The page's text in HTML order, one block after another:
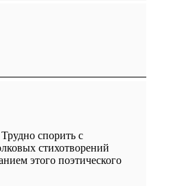
спорить с
стихотворений
этого поэтического